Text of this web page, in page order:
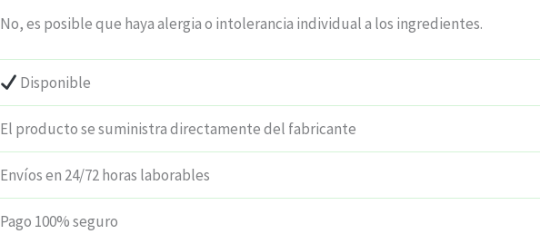
No, es posible que haya alergia o intolerancia individual a los ingredientes.
Disponible
El producto se suministra directamente del fabricante
Envíos en 24/72 horas laborables
Pago 100% seguro